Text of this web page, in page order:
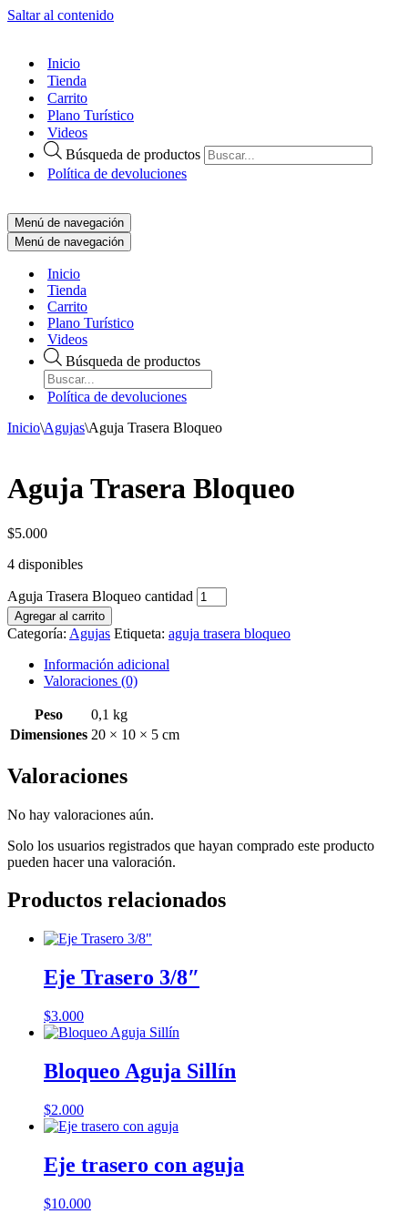
Saltar al contenido
Inicio
Tienda
Carrito
Plano Turístico
Videos
Búsqueda de productos
Política de devoluciones
Menú de navegación
Menú de navegación
Inicio
Tienda
Carrito
Plano Turístico
Videos
Búsqueda de productos
Política de devoluciones
Inicio\Agujas\Aguja Trasera Bloqueo
Aguja Trasera Bloqueo
$5.000
4 disponibles
Aguja Trasera Bloqueo cantidad
Agregar al carrito
Categoría: Agujas Etiqueta: aguja trasera bloqueo
Información adicional
Valoraciones (0)
Peso
0,1 kg
Dimensiones 20 × 10 × 5 cm
Valoraciones
No hay valoraciones aún.
Solo los usuarios registrados que hayan comprado este producto
pueden hacer una valoración.
Productos relacionados
Eje Trasero 3/8″
$3.000
Bloqueo Aguja Sillín
$2.000
Eje trasero con aguja
$10.000